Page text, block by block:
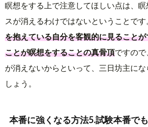
瞑想をする上で注意してほしい点は、
スが消えるわけではないということです
を抱えている自分を客観的に見ること
ことが瞑想をすることの真骨頂ですの
が消えないからといって、三日坊主にな
しょう。
本番に強くなる方法5.試験本番で